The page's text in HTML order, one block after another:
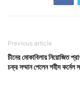
Previous article
চীনের মোকাবিলায় নিয়োজিত
চক্র সম্মান পেলেন শহীদ কর্নেল